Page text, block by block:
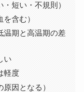
短い・不規則）
含む）
温期と高温期の差
い
軽度
因となる）